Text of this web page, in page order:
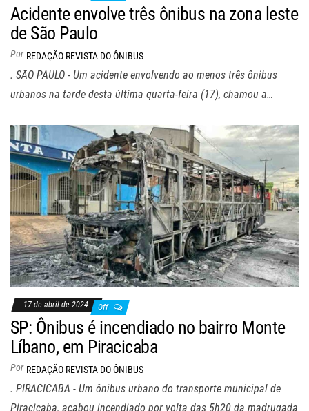
Acidente envolve três ônibus na zona leste
de São Paulo
Por REDAÇÃO REVISTA DO ÔNIBUS
. SÃO PAULO - Um acidente envolvendo ao menos três ônibus
urbanos na tarde desta última quarta-feira (17), chamou a…
17 de abril de 2024 Off
SP: Ônibus é incendiado no bairro Monte
Líbano, em Piracicaba
Por REDAÇÃO REVISTA DO ÔNIBUS
. PIRACICABA - Um ônibus urbano do transporte municipal de
Piracicaba, acabou incendiado por volta das 5h20 da madrugada